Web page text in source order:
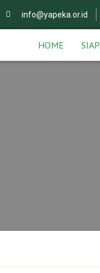
info@yapeka.or.id
HOME